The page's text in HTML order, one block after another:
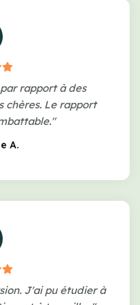
rapport à des
chères. Le rapport
A.
J'ai pu étudier à